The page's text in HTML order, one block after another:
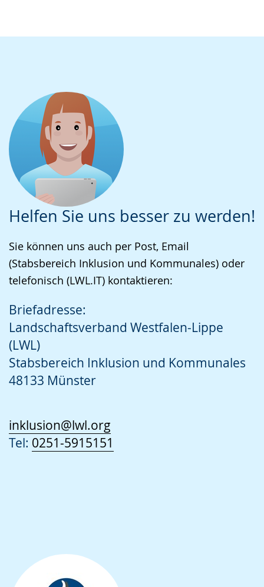
Helfen Sie uns besser zu werden!
Sie können uns auch per Post, Email
(Stabsbereich Inklusion und Kommunales) oder
telefonisch (LWL.IT) kontaktieren:
Briefadresse:
Landschaftsverband Westfalen-Lippe
(LWL)
Stabsbereich Inklusion und Kommunales
48133 Münster
inklusion@lwl.org
Tel: 0251-5915151